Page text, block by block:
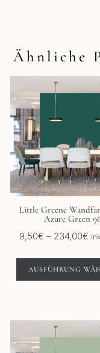
Ähnliche
Little Greene
Azure Green
9,50€ – 234,00€
bis
AUSFÜHRUNG
Produkt
mehrere
auf.
können
auf
der
gewählt
Produkt